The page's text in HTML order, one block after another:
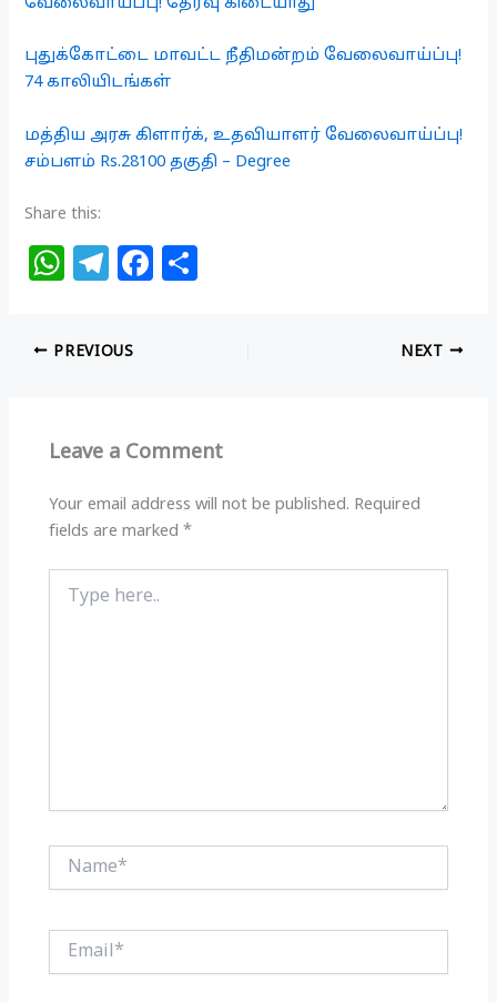
புதுக்கோட்டை மாவட்ட நீதிமன்றம் வேலைவாய்ப்பு!
74 காலியிடங்கள்
மத்திய அரசு கிளார்க், உதவியாளர் வேலைவாய்ப்பு!
சம்பளம் Rs.28100 தகுதி – Degree
Share this:
W
at
s
p
T
e
g
m
F
o
k
PREVIOUS NEXT
Leave a Comment
Your email address will not be published. Required
fields are marked*
here..
Name*
Email*